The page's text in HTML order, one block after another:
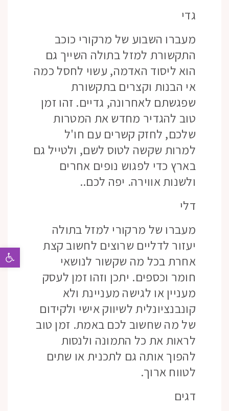
גדי
מעברו השבוע של מרקורי כוכב
התקשורת למזל בתולה השייך גם
הוא ליסוד האדמה, עשוי לחסל כמה
אי הבנות וקצרים בתקשורת
שפגשתם לאחרונה, גדיים. זהו זמן
טוב להגדיר מחדש את המטרות
שלכם, לחזק קשרים עם חו'ל
למרות שקשה לטוס לשם, ולטייל גם
בארץ כדי לפגוש נופים אחרים
ולשנות אווירה. יפה לכם..
דלי
מעברו של מרקורי למזל בתולה
יעזור לדליים שרוצים לחשוב קצת
אחרת בכל מה שקשור לנושאי
חומר וכספים. יתכן וזהו זמן לעסק
מעניין או לגישה מעניינת ולא
קונבנציונלית לשיווק אישי ולקידום
של מה שחשוב לכם באמת. זמן טוב
לראות את כל התמונה ולנסות
להפוך אותה גם לתכנית או שתים
לטווח ארוך.
דגים